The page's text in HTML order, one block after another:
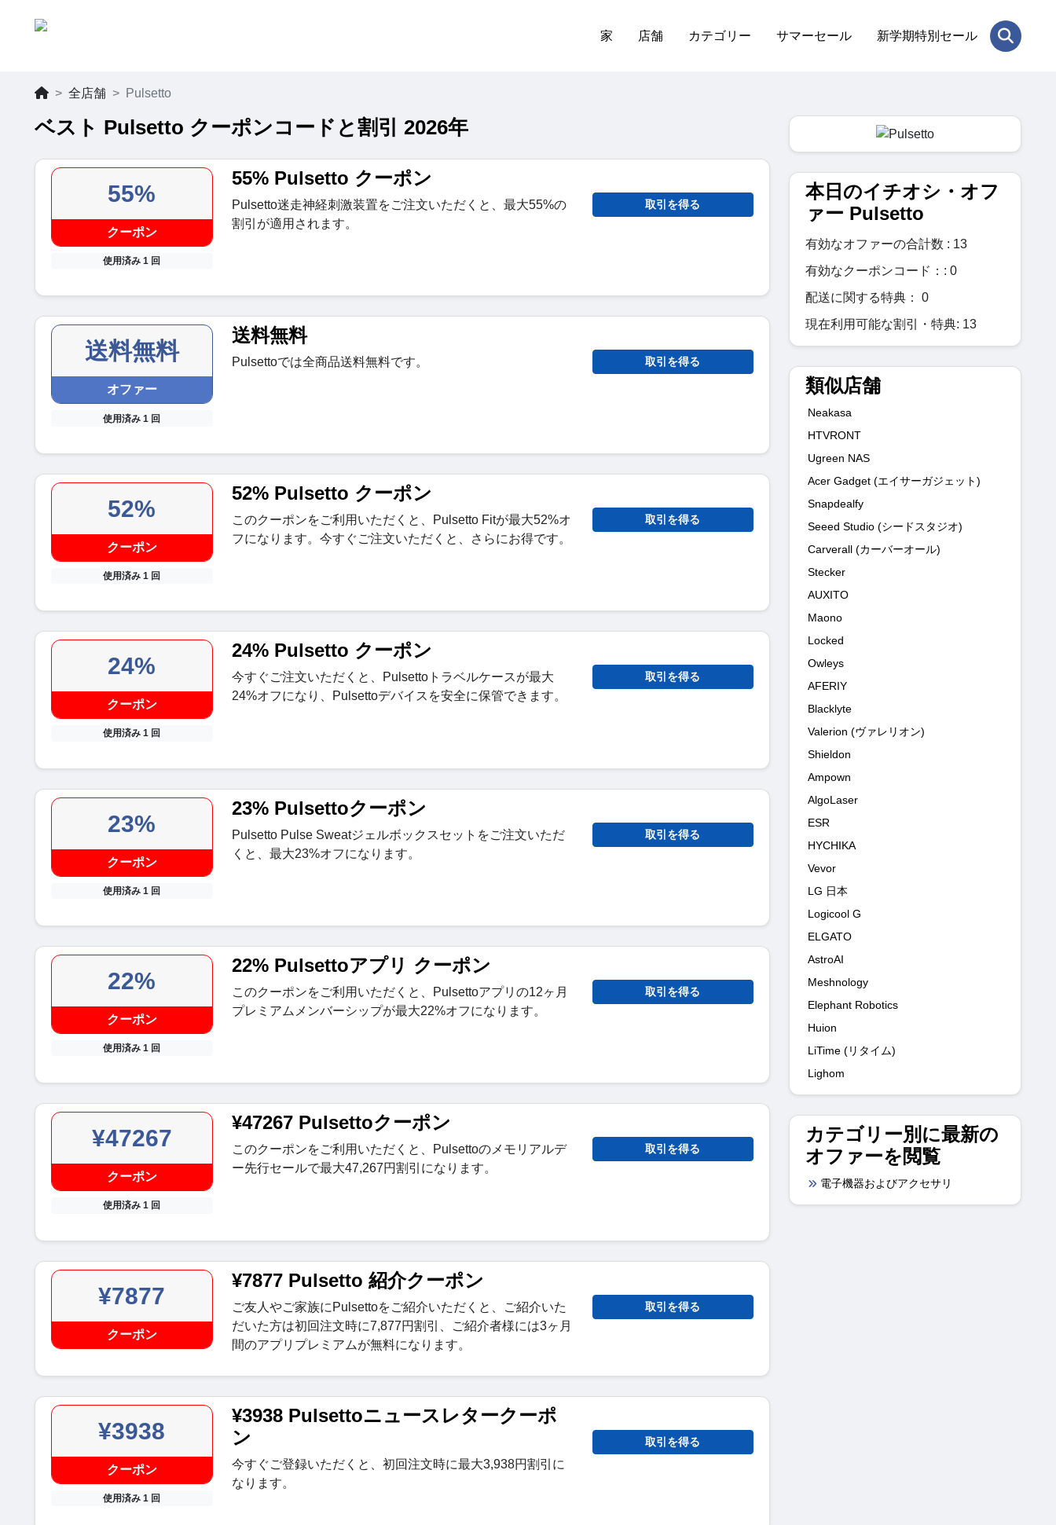
家 店舗 カテゴリー サマーセール 新学期特別セール
全店舗 Pulsetto
ベスト Pulsetto クーポンコードと割引 2026年
55%
クーポン
使用済み 1 回
55% Pulsetto クーポン
Pulsetto迷走神経刺激装置をご注文いただくと、最大55%の
割引が適用されます。
取引を得る
送料無料
オファー
使用済み 1 回
送料無料
Pulsettoでは全商品送料無料です。 取引を得る
52%
クーポン
使用済み 1 回
52% Pulsetto クーポン
このクーポンをご利用いただくと、Pulsetto Fitが最大52%オ
フになります。今すぐご注文いただくと、さらにお得です。
取引を得る
24%
クーポン
使用済み 1 回
24% Pulsetto クーポン
今すぐご注文いただくと、Pulsettoトラベルケースが最大
24%オフになり、Pulsettoデバイスを安全に保管できます。
取引を得る
23%
クーポン
使用済み 1 回
23% Pulsettoクーポン
Pulsetto Pulse Sweatジェルボックスセットをご注文いただ
くと、最大23%オフになります。
取引を得る
22%
クーポン
使用済み 1 回
22% Pulsettoアプリ クーポン
このクーポンをご利用いただくと、Pulsettoアプリの12ヶ月
プレミアムメンバーシップが最大22%オフになります。
取引を得る
¥47267
クーポン
使用済み 1 回
¥47267 Pulsettoクーポン
このクーポンをご利用いただくと、Pulsettoのメモリアルデ
ー先行セールで最大47,267円割引になります。
取引を得る
¥7877
クーポン
¥7877 Pulsetto 紹介クーポン
ご友人やご家族にPulsettoをご紹介いただくと、ご紹介いた
だいた方は初回注文時に7,877円割引、ご紹介者様には3ヶ月
間のアプリプレミアムが無料になります。
取引を得る
¥3938
クーポン
使用済み 1 回
¥3938 Pulsettoニュースレタークーポ
ン
今すぐご登録いただくと、初回注文時に最大3,938円割引に
なります。
取引を得る
本日のイチオシ・オフ
ァー Pulsetto
有効なオファーの合計数 : 13
有効なクーポンコード：: 0
配送に関する特典： 0
現在利用可能な割引・特典: 13
類似店舗
Neakasa
HTVRONT
Ugreen NAS
Acer Gadget (エイサーガジェット)
Snapdealfy
Seeed Studio (シードスタジオ)
Carverall (カーバーオール)
Stecker
AUXITO
Maono
Locked
Owleys
AFERIY
Blacklyte
Valerion (ヴァレリオン)
Shieldon
Ampown
AlgoLaser
ESR
HYCHIKA
Vevor
LG 日本
Logicool G
ELGATO
AstroAI
Meshnology
Elephant Robotics
Huion
LiTime (リタイム)
Lighom
カテゴリー別に最新の
オファーを閲覧
電子機器およびアクセサリ